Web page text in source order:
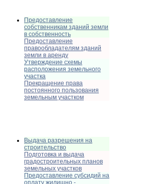
Предоставление
собственникам зданий земли
в собственность
Предоставление
правообладателям зданий
земли в аренду
Утверждение схемы
расположения земельного
участка
Прекращение права
постоянного пользования
земельным участком
Выдача разрешения на
строительство
Подготовка и выдача
градостроительных планов
земельных участков
Предоставление субсидий на
оплату жилищно -